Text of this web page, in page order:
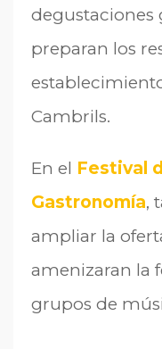
degustaciones
preparan los
Cambrils.
En el Festival
Gastronomía,
ampliar la
amenizaran la
grupos de